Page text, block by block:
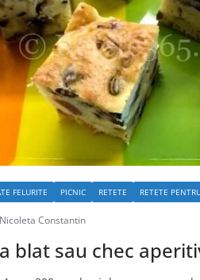
FELURITE PICNIC RETETE RETETE
Nicoleta Constantin
blat sau chec